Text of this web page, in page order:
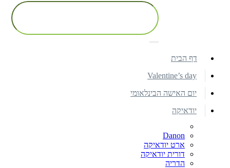
דף הבית
Valentine’s day
יום האישה הבינלאומי
יודאיקה
Danon
ארט יודאיקה
דורית יודאיקה
הדריה